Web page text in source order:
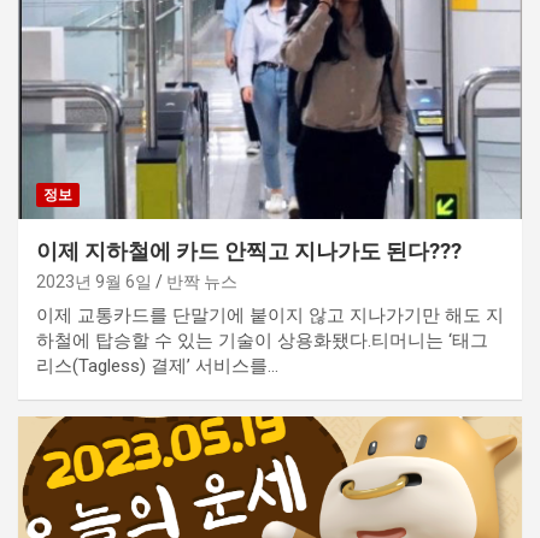
정보
이제 지하철에 카드 안찍고 지나가도 된다???
2023년 9월 6일 반짝 뉴스
이제 교통카드를 단말기에 붙이지 않고 지나가기만 해도 지
하철에 탑승할 수 있는 기술이 상용화됐다.티머니는 ‘태그
리스(Tagless) 결제’ 서비스를…